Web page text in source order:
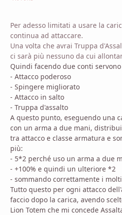
Per adesso limitati a usare la
continua ad attaccare.
Una volta che avrai Truppa
ci sarà più nessuno da cui
Quindi facendo due conti
- Attacco poderoso
- Spingere migliorato
- Attacco in salto
- Truppa d'assalto
A questo punto, eseguendo una
con un arma a due mani,
tra attacco e classe armatura e
più:
- 5*2 perché uso un arma a due
- +100% e quindi un ulteriore *2
- sommando correttamente i
Tutto questo per ogni attacco
faccio dopo la carica, avendo
Lion Totem che mi concede